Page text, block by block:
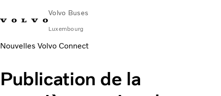
Volvo Buses
Luxembourg
Change Market Nous contacterCentres de services
Urbain et interurbain
Nouvelles Volvo Connect
Publication de la